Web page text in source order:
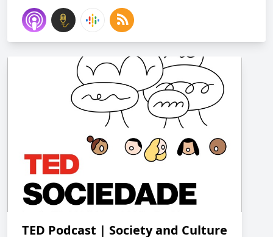
TED Podcast | Society and Culture